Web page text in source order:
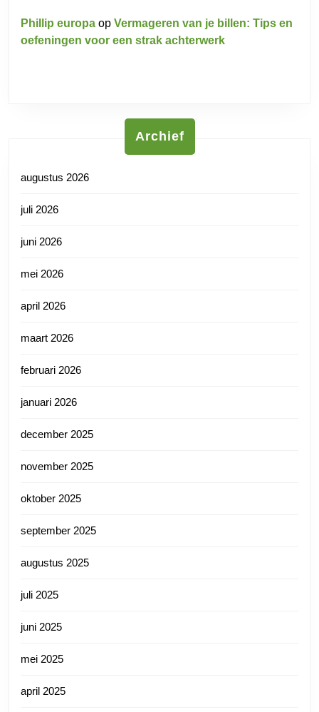
Phillip europa op Vermageren van je billen: Tips en
oefeningen voor een strak achterwerk
Archief
augustus 2026
juli 2026
juni 2026
mei 2026
april 2026
maart 2026
februari 2026
januari 2026
december 2025
november 2025
oktober 2025
september 2025
augustus 2025
juli 2025
juni 2025
mei 2025
april 2025